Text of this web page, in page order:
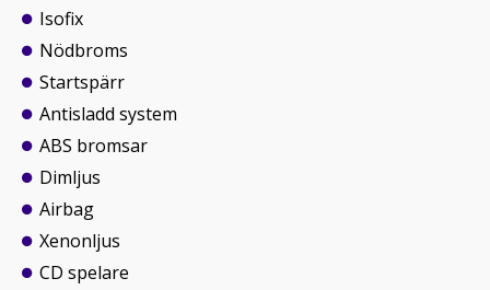
Isofix
Nödbroms
Startspärr
Antisladd system
ABS bromsar
Dimljus
Airbag
Xenonljus
CD spelare